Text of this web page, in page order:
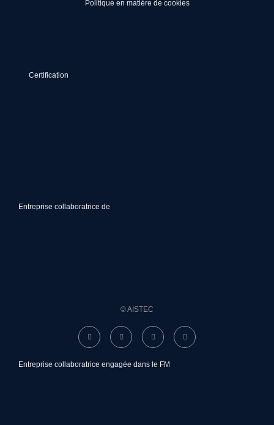
© AISTEC
Entreprise collaboratrice engagée dans le FM
Entreprise collaboratrice de
Politique en matière de cookies
Certification